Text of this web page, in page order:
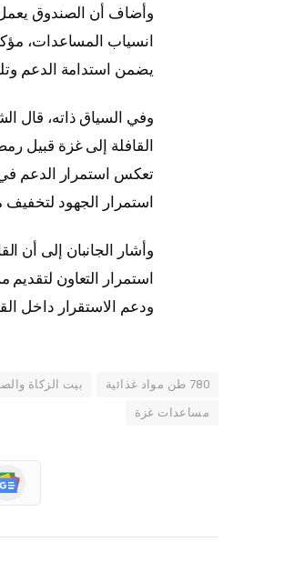
وأضاف أن الصندوق
انسياب المساعدات،
يضمن استدامة الدعم
وفي السياق ذاته، قال
القافلة إلى غزة قبيل
تعكس استمرار الدعم
استمرار الجهود لتخفيف
وأشار الجانبان إلى أن
استمرار التعاون لتقديم
ودعم الاستقرار داخل
780 طن مواد غذائية بيت الزكاة
مساعدات غزة